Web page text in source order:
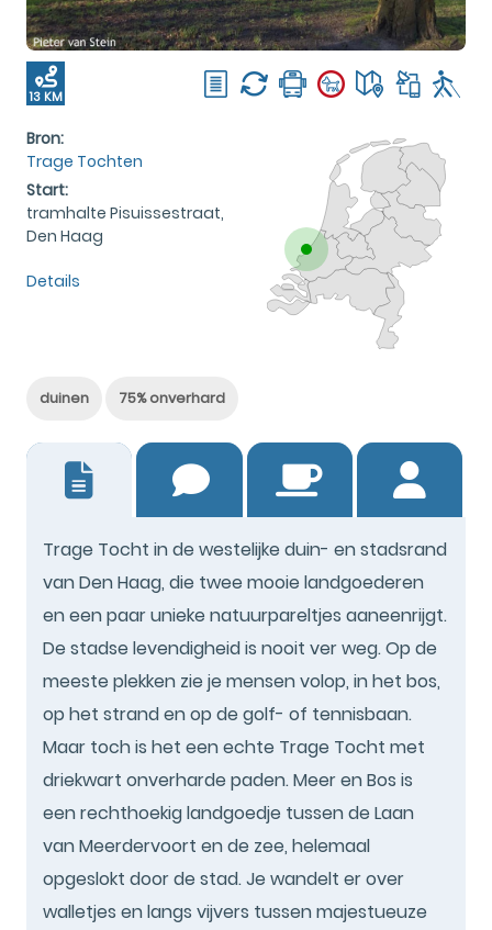
13 KM
Bron:
Trage Tochten
Start:
tramhalte Pisuissestraat,
Den Haag
Details
duinen 75% onverhard
Trage Tocht in de westelijke duin- en stadsrand
van Den Haag, die twee mooie landgoederen
en een paar unieke natuurpareltjes aaneenrijgt.
De stadse levendigheid is nooit ver weg. Op de
meeste plekken zie je mensen volop, in het bos,
op het strand en op de golf- of tennisbaan.
Maar toch is het een echte Trage Tocht met
driekwart onverharde paden. Meer en Bos is
een rechthoekig landgoedje tussen de Laan
van Meerdervoort en de zee, helemaal
opgeslokt door de stad. Je wandelt er over
walletjes en langs vijvers tussen majestueuze